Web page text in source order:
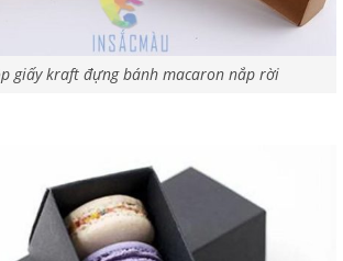
giấy kraft đựng bánh macaron nắp rời